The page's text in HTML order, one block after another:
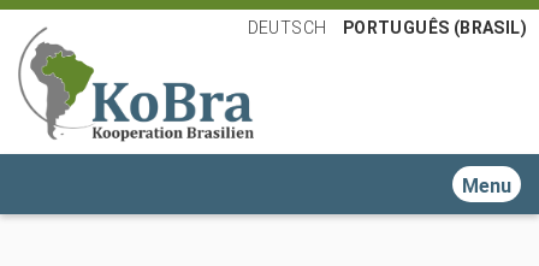
DEUTSCH PORTUGUÊS (BRASIL)
Toggle